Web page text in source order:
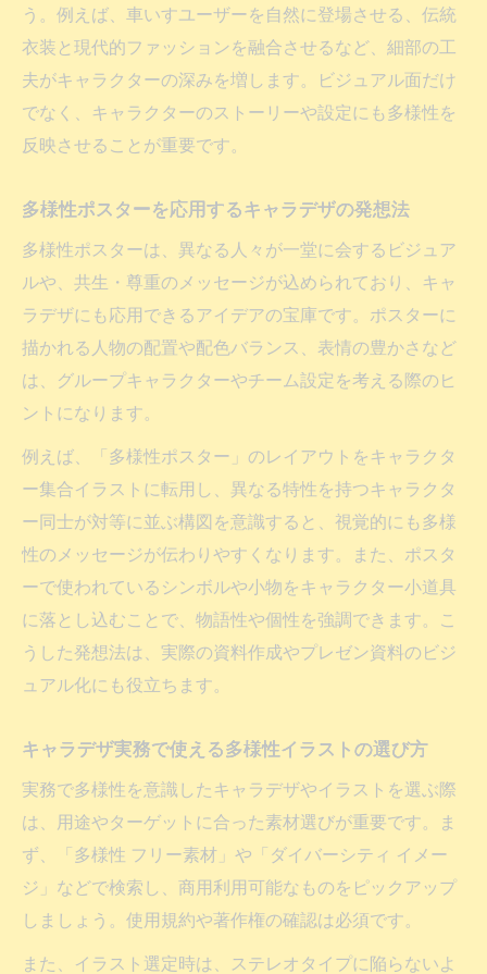
う。例えば、車いすユーザーを自然に登場させる、伝統
衣装と現代的ファッションを融合させるなど、細部の工
夫がキャラクターの深みを増します。ビジュアル面だけ
でなく、キャラクターのストーリーや設定にも多様性を
反映させることが重要です。
多様性ポスターを応用するキャラデザの発想法
多様性ポスターは、異なる人々が一堂に会するビジュア
ルや、共生・尊重のメッセージが込められており、キャ
ラデザにも応用できるアイデアの宝庫です。ポスターに
描かれる人物の配置や配色バランス、表情の豊かさなど
は、グループキャラクターやチーム設定を考える際のヒ
ントになります。
例えば、「多様性ポスター」のレイアウトをキャラクタ
ー集合イラストに転用し、異なる特性を持つキャラクタ
ー同士が対等に並ぶ構図を意識すると、視覚的にも多様
性のメッセージが伝わりやすくなります。また、ポスタ
ーで使われているシンボルや小物をキャラクター小道具
に落とし込むことで、物語性や個性を強調できます。こ
うした発想法は、実際の資料作成やプレゼン資料のビジ
ュアル化にも役立ちます。
キャラデザ実務で使える多様性イラストの選び方
実務で多様性を意識したキャラデザやイラストを選ぶ際
は、用途やターゲットに合った素材選びが重要です。ま
ず、「多様性 フリー素材」や「ダイバーシティ イメー
ジ」などで検索し、商用利用可能なものをピックアップ
しましょう。使用規約や著作権の確認は必須です。
また、イラスト選定時は、ステレオタイプに陥らないよ